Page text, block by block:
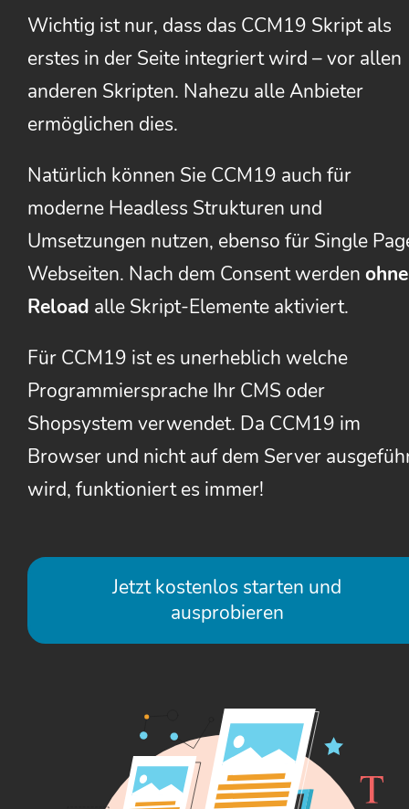
Wichtig ist nur, dass das CCM19 Skript als
erstes in der Seite integriert wird – vor allen
anderen Skripten. Nahezu alle Anbieter
ermöglichen dies.
Natürlich können Sie CCM19 auch für
moderne Headless Strukturen und
Umsetzungen nutzen, ebenso für Single
Webseiten. Nach dem Consent werden ohne
Reload alle Skript-Elemente aktiviert.
Für CCM19 ist es unerheblich welche
Programmiersprache Ihr CMS oder
Shopsystem verwendet. Da CCM19 im
Browser und nicht auf dem Server
wird, funktioniert es immer!
Jetzt kostenlos starten und
ausprobieren